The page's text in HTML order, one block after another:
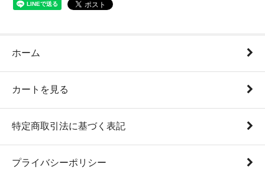
ホーム
カートを見る
特定商取引法に基づく表記
プライバシーポリシー